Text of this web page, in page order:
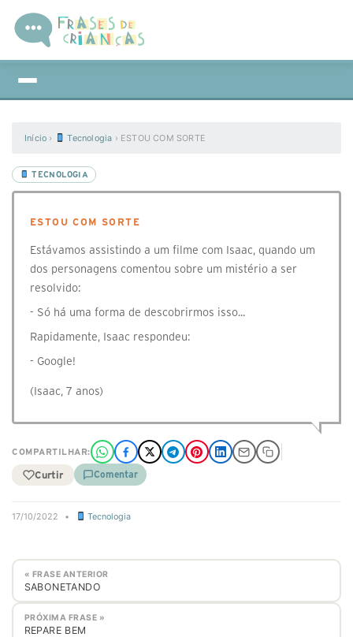
Início › Tecnologia › ESTOU COM SORTE
TECNOLOGIA
ESTOU COM SORTE
Estávamos assistindo a um filme com Isaac, quando um
dos personagens comentou sobre um mistério a ser
resolvido:
- Só há uma forma de descobrirmos isso...
Rapidamente, Isaac respondeu:
- Google!
(Isaac, 7 anos)
COMPARTILHAR:
Curtir Comentar
17/10/2022 • Tecnologia
« FRASE ANTERIOR
SABONETANDO
PRÓXIMA FRASE »
REPARE BEM